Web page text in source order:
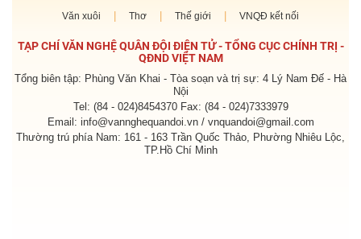
Văn xuôi Thơ Thế giới VNQĐ kết nối
TẠP CHÍ VĂN NGHỆ QUÂN ĐỘI ĐIỆN TỬ - TỔNG CỤC CHÍNH TRỊ -
QĐND VIỆT NAM
Tổng biên tập: Phùng Văn Khai - Tòa soạn và trị sự: 4 Lý Nam Đế - Hà
Nội
Tel: (84 - 024)8454370 Fax: (84 - 024)7333979
Email: info@vannghequandoi.vn / vnquandoi@gmail.com
Thường trú phía Nam: 161 - 163 Trần Quốc Thảo, Phường Nhiêu Lộc,
TP.Hồ Chí Minh